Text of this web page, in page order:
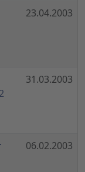
23.04.2003
31.03.2003
06.02.2003